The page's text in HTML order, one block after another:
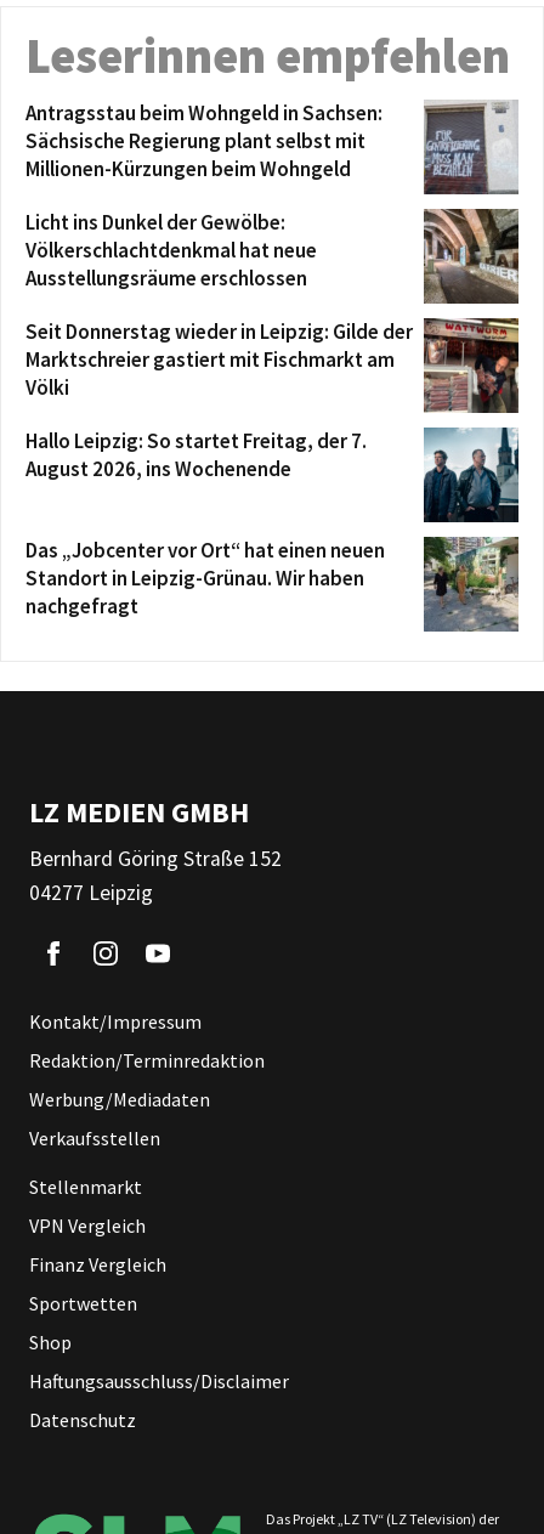
Leserinnen empfehlen
Antragsstau beim Wohngeld in Sachsen:
Sächsische Regierung plant selbst mit
Millionen-Kürzungen beim Wohngeld
Licht ins Dunkel der Gewölbe:
Völkerschlachtdenkmal hat neue
Ausstellungsräume erschlossen
Seit Donnerstag wieder in Leipzig: Gilde der
Marktschreier gastiert mit Fischmarkt am
Völki
Hallo Leipzig: So startet Freitag, der 7.
August 2026, ins Wochenende
Das „Jobcenter vor Ort“ hat einen neuen
Standort in Leipzig-Grünau. Wir haben
nachgefragt
LZ MEDIEN GMBH
Bernhard Göring Straße 152
04277 Leipzig
Kontakt/Impressum
Redaktion/Terminredaktion
Werbung/Mediadaten
Verkaufsstellen
Stellenmarkt
VPN Vergleich
Finanz Vergleich
Sportwetten
Shop
Haftungsausschluss/Disclaimer
Datenschutz
Das Projekt „LZ TV“ (LZ Television) der